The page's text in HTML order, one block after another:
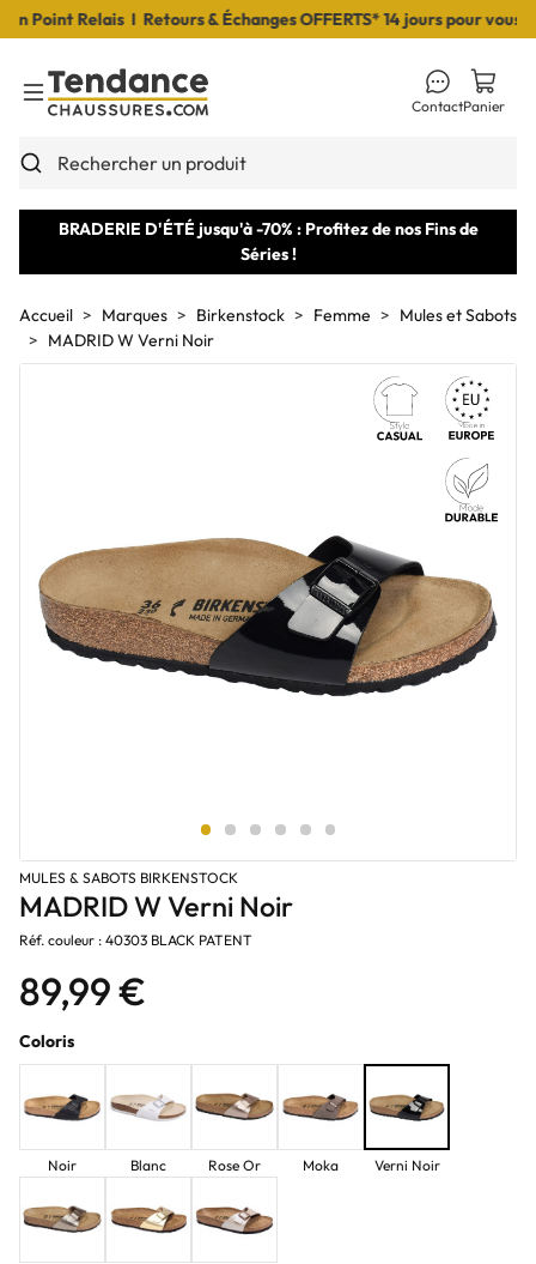
Point Relais I Retours & Échanges OFFERTS* 14 jours pour vous
Toggle Menu
Rechercher un produit
ContactPanier
BRADERIE D'ÉTÉ jusqu'à -70% : Profitez de nos Fins de
Séries !
Accueil Marques Birkenstock Femme
Mules et Sabots
MADRID W Verni Noir
MULES & SABOTS BIRKENSTOCK
MADRID W Verni Noir
Réf. couleur : 40303 BLACK PATENT
89,99 €
Coloris
Noir Blanc Rose Or Moka Verni Noir